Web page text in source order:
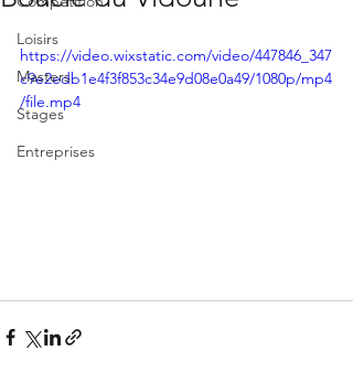
Loisirs
Masters
Stages
Entreprises
https://video.wixstatic.com/video/447846_347
c9e2edb1e4f3f853c34e9d08e0a49/1080p/mp4
/file.mp4